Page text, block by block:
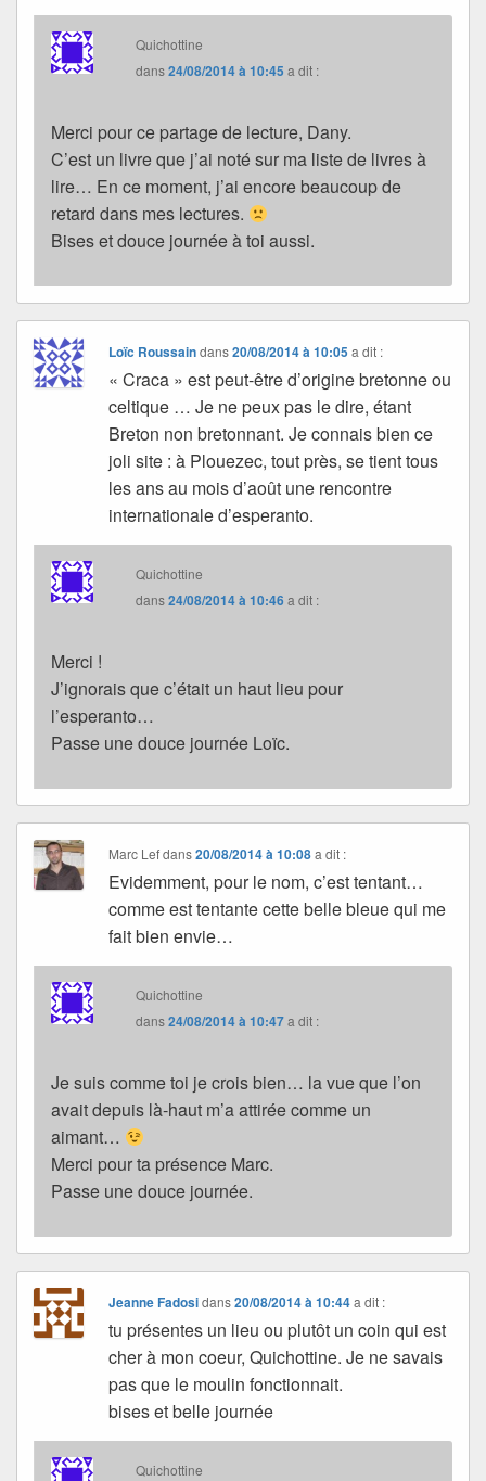
Quichottine
dans24/08/2014 à 10:45 a dit :
Merci pour ce partage de lecture, Dany.
C’est un livre que j’ai noté sur ma liste de livres à
lire… En ce moment, j’ai encore beaucoup de
retard dans mes lectures.
Bises et douce journée à toi aussi.
Loïc Roussaindans20/08/2014 à 10:05 a dit :
« Craca » est peut-être d’origine bretonne ou
celtique … Je ne peux pas le dire, étant
Breton non bretonnant. Je connais bien ce
joli site : à Plouezec, tout près, se tient tous
les ans au mois d’août une rencontre
internationale d’esperanto.
Quichottine
dans24/08/2014 à 10:46a dit :
Merci !
J’ignorais que c’était un haut lieu pour
l’esperanto…
Passe une douce journée Loïc.
Marc Lefdans20/08/2014 à 10:08 a dit :
Evidemment, pour le nom, c’est tentant…
comme est tentante cette belle bleue qui me
fait bien envie…
Quichottine
dans24/08/2014 à 10:47a dit :
Je suis comme toi je crois bien… la vue que l’on
avait depuis là-haut m’a attirée comme un
aimant…
Merci pour ta présence Marc.
Passe une douce journée.
Jeanne Fadosidans20/08/2014 à 10:44 a dit :
tu présentes un lieu ou plutôt un coin qui est
cher à mon coeur, Quichottine. Je ne savais
pas que le moulin fonctionnait.
bises et belle journée
Quichottine